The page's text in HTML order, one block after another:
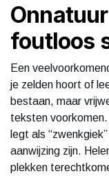
foutloos
Een
je zelden hoort of
bestaan, maar
teksten
legt als
aanwijzing zijn.
plekken